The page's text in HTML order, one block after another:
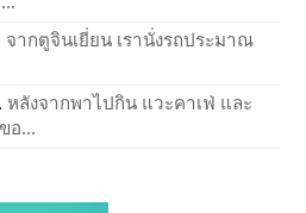
จากตูจินเยี่ยน เรานั่งรถประมาณ
หลังจากพาไปกิน แวะคาเฟ่ และ
อ...